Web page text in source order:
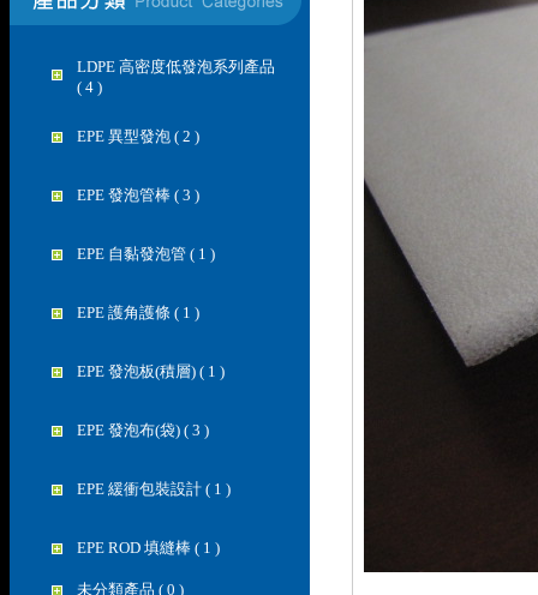
LDPE 高密度低發泡系列產品
( 4 )
EPE 異型發泡 ( 2 )
EPE 發泡管棒 ( 3 )
EPE 自黏發泡管 ( 1 )
EPE 護角護條 ( 1 )
EPE 發泡板(積層) ( 1 )
EPE 發泡布(袋) ( 3 )
EPE 緩衝包裝設計 ( 1 )
EPE ROD 填縫棒 ( 1 )
未分類產品 ( 0 )